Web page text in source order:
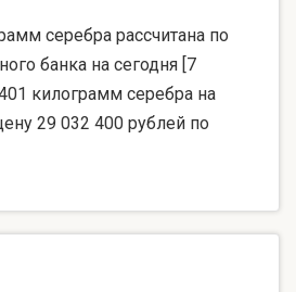
серебра рассчитана по
банка на сегодня [7
килограмм серебра на
29 032 400 рублей по